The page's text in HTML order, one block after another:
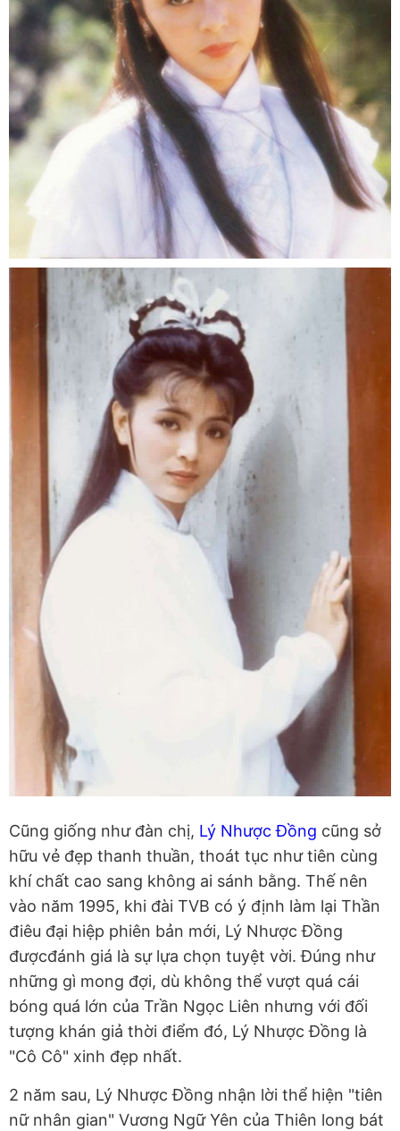
Cũng giống như đàn chị, Lý Nhược Đồng cũng sở
hữu vẻ đẹp thanh thuần, thoát tục như tiên cùng
khí chất cao sang không ai sánh bằng. Thế nên
vào năm 1995, khi đài TVB có ý định làm lại Thần
điêu đại hiệp phiên bản mới, Lý Nhược Đồng
đượcđánh giá là sự lựa chọn tuyệt vời. Đúng như
những gì mong đợi, dù không thể vượt quá cái
bóng quá lớn của Trần Ngọc Liên nhưng với đối
tượng khán giả thời điểm đó, Lý Nhược Đồng là
"Cô Cô" xinh đẹp nhất.
2 năm sau, Lý Nhược Đồng nhận lời thể hiện "tiên
nữ nhân gian" Vương Ngữ Yên của Thiên long bát